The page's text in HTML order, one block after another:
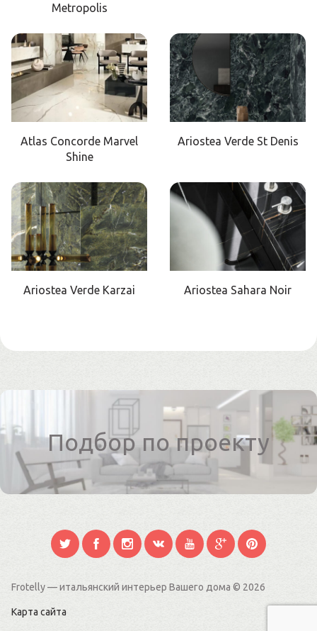
Metropolis
Atlas Concorde Marvel
Shine
Ariostea Verde St Denis
Ariostea Verde Karzai Ariostea Sahara Noir
Подбор по проекту
Frotelly — итальянский интерьер Вашего дома © 2026
Карта сайта